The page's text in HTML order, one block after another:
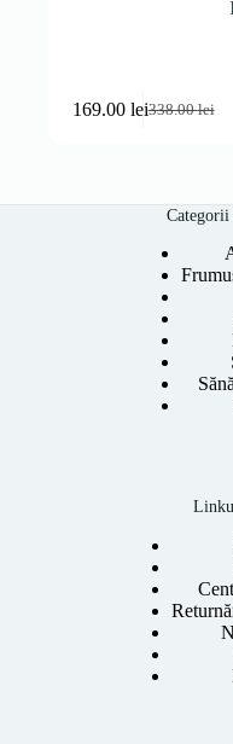
338.00lei
Prețul
338.00 lei.
169.00 leiPrețul
Categorii